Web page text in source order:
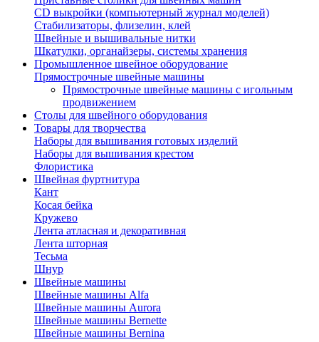
СD выкройки (компьютерный журнал моделей)
Стабилизаторы, флизелин, клей
Швейные и вышивальные нитки
Шкатулки, органайзеры, системы хранения
Промышленное швейное оборудование
Прямострочные швейные машины
Прямострочные швейные машины с игольным
продвижением
Столы для швейного оборудования
Товары для творчества
Наборы для вышивания готовых изделий
Наборы для вышивания крестом
Флористика
Швейная фуртнитура
Кант
Косая бейка
Кружево
Лента aтласная и декоративная
Лента шторная
Тесьма
Шнур
Швейные машины
Швейные машины Alfa
Швейные машины Aurora
Швейные машины Bernette
Швейные машины Bernina